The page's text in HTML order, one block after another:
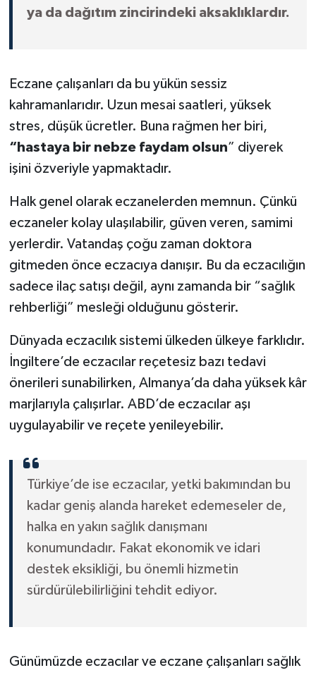
ya da dağıtım zincirindeki aksaklıklardır.
Eczane çalışanları da bu yükün sessiz
kahramanlarıdır. Uzun mesai saatleri, yüksek
stres, düşük ücretler. Buna rağmen her biri,
“hastaya bir nebze faydam olsun” diyerek
işini özveriyle yapmaktadır.
Halk genel olarak eczanelerden memnun. Çünkü
eczaneler kolay ulaşılabilir, güven veren, samimi
yerlerdir. Vatandaş çoğu zaman doktora
gitmeden önce eczacıya danışır. Bu da eczacılığın
sadece ilaç satışı değil, aynı zamanda bir “sağlık
rehberliği” mesleği olduğunu gösterir.
Dünyada eczacılık sistemi ülkeden ülkeye farklıdır.
İngiltere’de eczacılar reçetesiz bazı tedavi
önerileri sunabilirken, Almanya’da daha yüksek kâr
marjlarıyla çalışırlar. ABD’de eczacılar aşı
uygulayabilir ve reçete yenileyebilir.
Türkiye’de ise eczacılar, yetki bakımından bu
kadar geniş alanda hareket edemeseler de,
halka en yakın sağlık danışmanı
konumundadır. Fakat ekonomik ve idari
destek eksikliği, bu önemli hizmetin
sürdürülebilirliğini tehdit ediyor.
Günümüzde eczacılar ve eczane çalışanları sağlık